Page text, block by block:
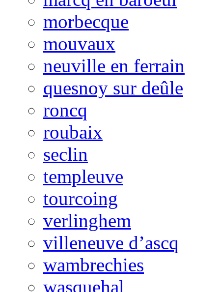
morbecque
mouvaux
neuville en ferrain
quesnoy sur deûle
roncq
roubaix
seclin
templeuve
tourcoing
verlinghem
villeneuve d’ascq
wambrechies
wasquehal